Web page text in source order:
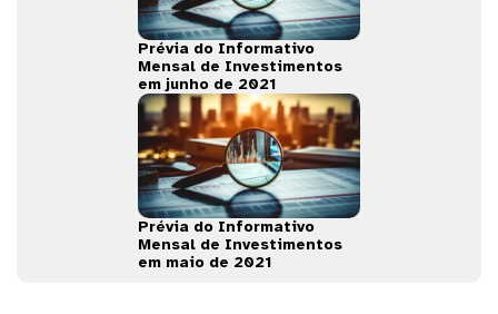
Prévia do Informativo
Mensal de Investimentos
em junho de 2021
Prévia do Informativo
Mensal de Investimentos
em maio de 2021